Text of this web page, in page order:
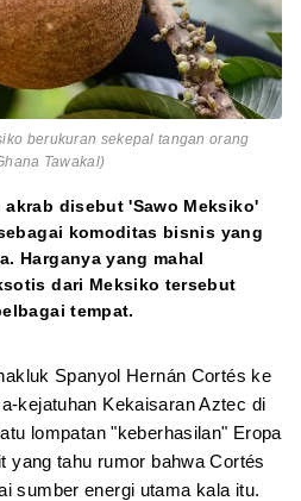
berukuran sekepal tangan orang
Tawakal)
akrab disebut 'Sawo Meksiko'
komoditas bisnis yang
Harganya yang mahal
dari Meksiko tersebut
tempat.
Spanyol Hernán Cortés ke
kejatuhan Kekaisaran Aztec di
lompatan "keberhasilan" Eropa
yang tahu rumor bahwa Cortés
sumber energi utama kala itu.